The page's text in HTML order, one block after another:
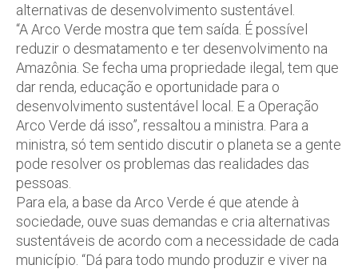
alternativas de desenvolvimento sustentável.
“A Arco Verde mostra que tem saída. É possível
reduzir o desmatamento e ter desenvolvimento na
Amazônia. Se fecha uma propriedade ilegal, tem que
dar renda, educação e oportunidade para o
desenvolvimento sustentável local. E a Operação
Arco Verde dá isso”, ressaltou a ministra. Para a
ministra, só tem sentido discutir o planeta se a gente
pode resolver os problemas das realidades das
pessoas.
Para ela, a base da Arco Verde é que atende à
sociedade, ouve suas demandas e cria alternativas
sustentáveis de acordo com a necessidade de cada
município. “Dá para todo mundo produzir e viver na